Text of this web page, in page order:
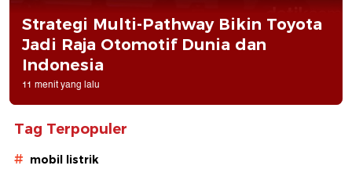
Strategi Multi-Pathway Bikin Toyota
Jadi Raja Otomotif Dunia dan
Indonesia
11 menit yang lalu
Tag Terpopuler
# mobil listrik